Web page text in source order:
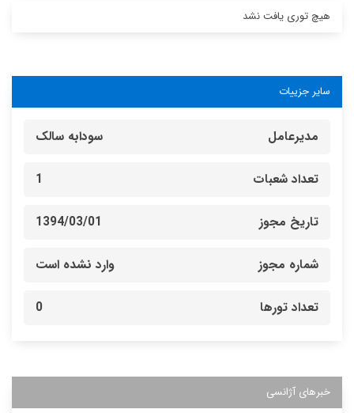
هیچ توری یافت نشد
سایر جزییات
مدیرعامل سودابه سالک
تعداد شعبات 1
تاریخ مجوز 1394/03/01
شماره مجوز وارد نشده است
تعداد تورها 0
خبرهای آژانسی